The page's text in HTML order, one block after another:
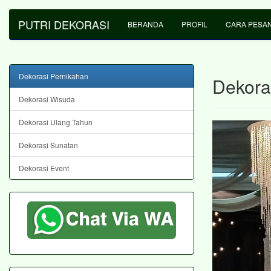
PUTRI DEKORASI BERANDA PROFIL CARA
Dekorasi Pernikahan
Dekorasi Wisuda
Dekorasi Ulang Tahun
Dekorasi Sunatan
Dekorasi Event